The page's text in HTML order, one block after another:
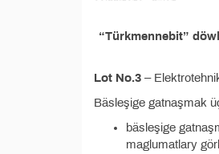
“Türkmennebit”
Lot No.3 –
Bäsleşige gatnaşmak
bäsleşige
maglumatlary